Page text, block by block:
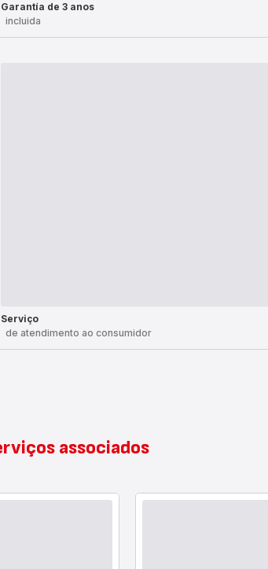
Garantía de 3 anos
incluida
Serviço
de atendimento ao consumidor
associados